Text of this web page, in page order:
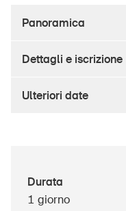
Bambini
Scuola
UPI – chi siamo
Media
Panoramica
Dettagli e iscrizione
Ulteriori date
Durata
1 giorno